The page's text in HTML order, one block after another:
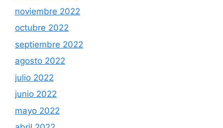
noviembre 2022
octubre 2022
septiembre 2022
agosto 2022
julio 2022
junio 2022
mayo 2022